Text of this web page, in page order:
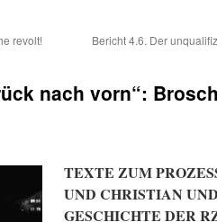
revolt!
Bericht 4.6. Der
nach vorn“:
TEXTE ZUM
UND CHRISTIAN
GESCHICHTE DER